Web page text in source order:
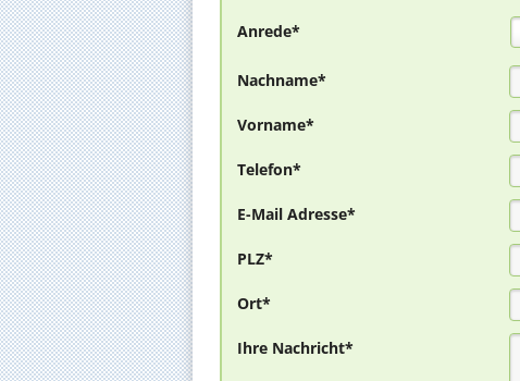
Anrede*
Nachname*
Vorname*
Telefon*
E-Mail Adresse*
PLZ*
Ort*
Ihre Nachricht*